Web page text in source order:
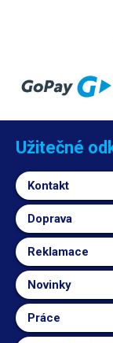
Užitečné
Kontakt
Doprava
Reklamace
Novinky
Práce